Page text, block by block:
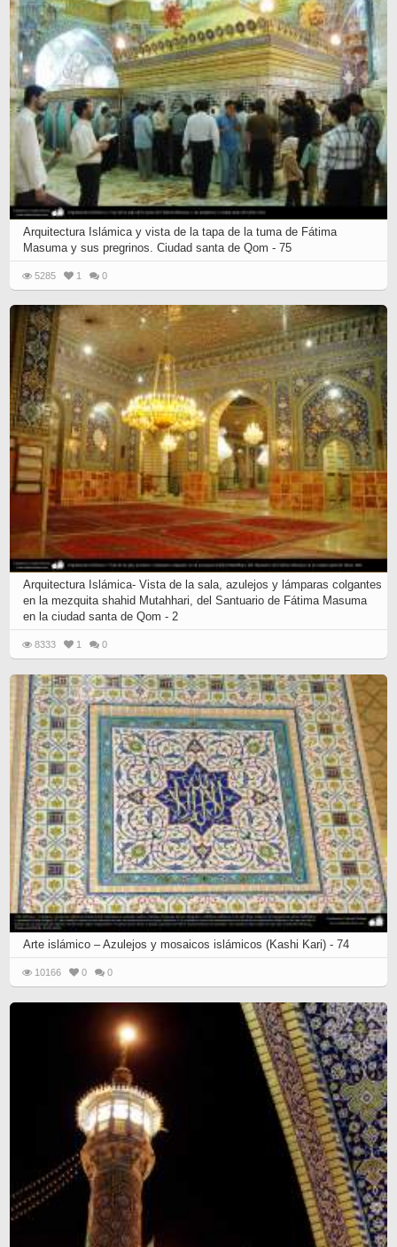
Arquitectura Islámica y vista de la tapa de la tuma de Fátima
Masuma y sus pregrinos. Ciudad santa de Qom - 75
5285 1 0
Arquitectura Islámica- Vista de la sala, azulejos y lámparas colgantes
en la mezquita shahid Mutahhari, del Santuario de Fátima Masuma
en la ciudad santa de Qom - 2
8333 1 0
Arte islámico – Azulejos y mosaicos islámicos (Kashi Kari) - 74
10166 0 0